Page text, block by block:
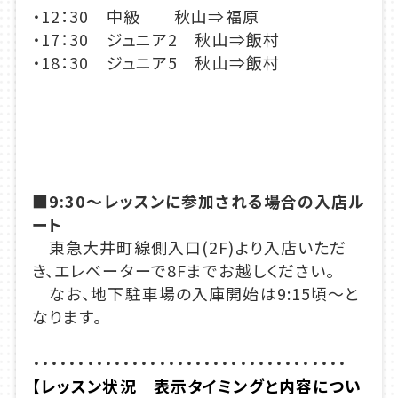
・12：30 中級 秋山⇒福原
・17：30 ジュニア2 秋山⇒飯村
・18：30 ジュニア5 秋山⇒飯村
■9:30～レッスンに参加される場合の入店ル
ート
東急大井町線側入口(2F)より入店いただ
き、エレベーターで8Fまでお越しください。
なお、地下駐車場の入庫開始は9:15頃～と
なります。
・・・・・・・・・・・・・・・・・・・・・・・・・・・・・・・・・・・
【レッスン状況 表示タイミングと内容につい